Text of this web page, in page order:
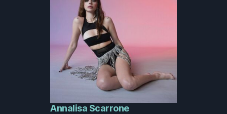
Annalisa Scarrone